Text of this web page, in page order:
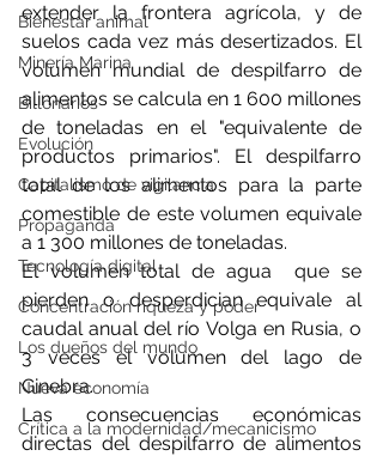
Bienestar animal
Minería Marina
Billonarios
Evolución
Capitalismo de vigilancia
Propaganda
Tecnología digital
Concentración riqueza y poder
Los dueños del mundo
Nueva economía
Crítica a la modernidad/mecanicismo
extender la frontera agrícola, y de
suelos cada vez más desertizados. El
volumen mundial de despilfarro de
alimentos se calcula en 1 600 millones
de toneladas en el "equivalente de
productos primarios". El despilfarro
total de los alimentos para la parte
comestible de este volumen equivale
a 1 300 millones de toneladas.
El volumen total de agua  que se
pierden o desperdician equivale al
caudal anual del río Volga en Rusia, o
3 veces el volumen del lago de
Ginebra.
Las consecuencias económicas
directas del despilfarro de alimentos